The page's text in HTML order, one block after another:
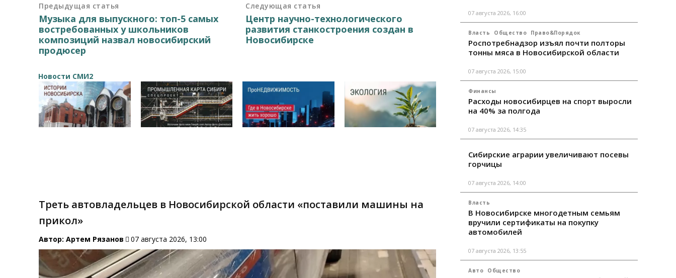
Предыдущая статья
Музыка для выпускного: топ-5 самых
востребованных у школьников
композиций назвал новосибирский
продюсер
Следующая статья
Центр научно-технологического
развития станкостроения создан в
Новосибирске
Новости СМИ2
Треть автовладельцев в Новосибирской области «поставили машины на
прикол»
Автор:Артем Рязанов 07 августа 2026, 13:00
07 августа 2026, 16:00
Власть Общество Право&Порядок
Роспотребнадзор изъял почти полторы
тонны мяса в Новосибирской области
07 августа 2026, 15:00
Финансы
Расходы новосибирцев на спорт выросли
на 40% за полгода
07 августа 2026, 14:35
Сибирские аграрии увеличивают посевы
горчицы
07 августа 2026, 14:00
Власть
В Новосибирске многодетным семьям
вручили сертификаты на покупку
автомобилей
07 августа 2026, 13:55
Авто Общество